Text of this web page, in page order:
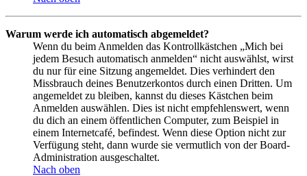
Warum werde ich automatisch abgemeldet?
Wenn du beim Anmelden das Kontrollkästchen „Mich bei
jedem Besuch automatisch anmelden“ nicht auswählst, wirst
du nur für eine Sitzung angemeldet. Dies verhindert den
Missbrauch deines Benutzerkontos durch einen Dritten. Um
angemeldet zu bleiben, kannst du dieses Kästchen beim
Anmelden auswählen. Dies ist nicht empfehlenswert, wenn
du dich an einem öffentlichen Computer, zum Beispiel in
einem Internetcafé, befindest. Wenn diese Option nicht zur
Verfügung steht, dann wurde sie vermutlich von der Board-
Administration ausgeschaltet.
Nach oben